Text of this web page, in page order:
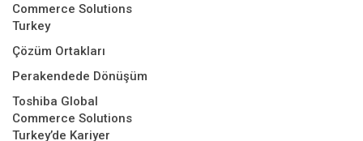
Commerce Solutions
Turkey
Çözüm Ortakları
Perakendede Dönüşüm
Toshiba Global
Commerce Solutions
Turkey’de Kariyer